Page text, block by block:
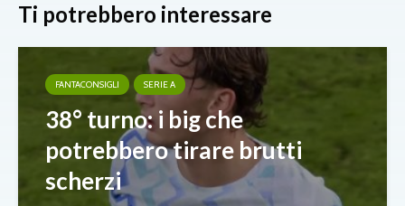
Ti potrebbero interessare
FANTACONSIGLI SERIE A
38° turno: i big che
potrebbero tirare brutti
scherzi